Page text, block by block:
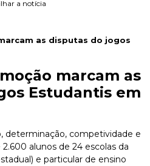
a notícia
as disputas do jogos
marcam as
Estudantis em
determinação, competividade e
alunos de 24 escolas da
e particular de ensino